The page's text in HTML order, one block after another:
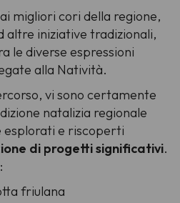
migliori cori della regione,
altre iniziative tradizionali,
le diverse espressioni
alla Natività.
vi sono certamente
natalizia regionale
esplorati e riscoperti
di progetti significativi.
friulana